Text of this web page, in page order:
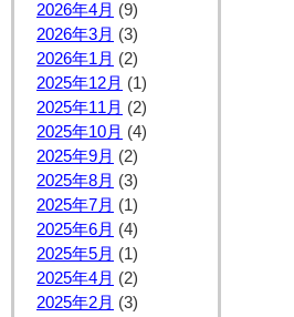
2026年4月 (9)
2026年3月 (3)
2026年1月 (2)
2025年12月 (1)
2025年11月 (2)
2025年10月 (4)
2025年9月 (2)
2025年8月 (3)
2025年7月 (1)
2025年6月 (4)
2025年5月 (1)
2025年4月 (2)
2025年2月 (3)